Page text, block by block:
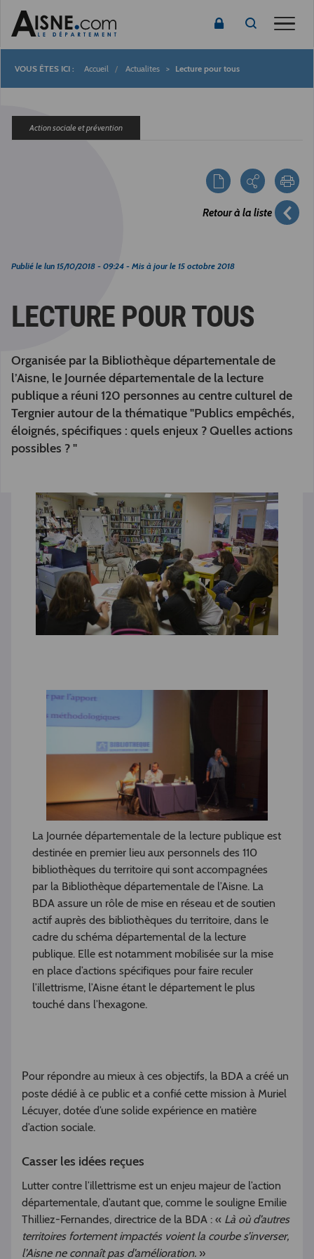
Fil
d'Ariane
Accueil Actualites Lecture pour tous
Action sociale et prévention
Retour à la liste
Publié le lun 15/10/2018 - 09:24 - Mis à jour le 15 octobre 2018
LECTURE POUR TOUS
Organisée par la Bibliothèque départementale de
l’Aisne, le Journée départementale de la lecture
publique a réuni 120 personnes au centre culturel de
Tergnier autour de la thématique "Publics empêchés,
éloignés, spécifiques : quels enjeux ? Quelles actions
possibles ? "
La Journée départementale de la lecture publique est
destinée en premier lieu aux personnels des 110
bibliothèques du territoire qui sont accompagnées
par la Bibliothèque départementale de l’Aisne. La
BDA assure un rôle de mise en réseau et de soutien
actif auprès des bibliothèques du territoire, dans le
cadre du schéma départemental de la lecture
publique. Elle est notamment mobilisée sur la mise
en place d’actions spécifiques pour faire reculer
l’illettrisme, l’Aisne étant le département le plus
touché dans l’hexagone.
Pour répondre au mieux à ces objectifs, la BDA a créé un
poste dédié à ce public et a confié cette mission à Muriel
Lécuyer, dotée d’une solide expérience en matière
d’action sociale.
Casser les idées reçues
Lutter contre l’illettrisme est un enjeu majeur de l’action
départementale, d’autant que, comme le souligne Emilie
Thilliez-Fernandes, directrice de la BDA : « Là où d’autres
territoires fortement impactés voient la courbe s’inverser,
l’Aisne ne connaît pas d’amélioration. »